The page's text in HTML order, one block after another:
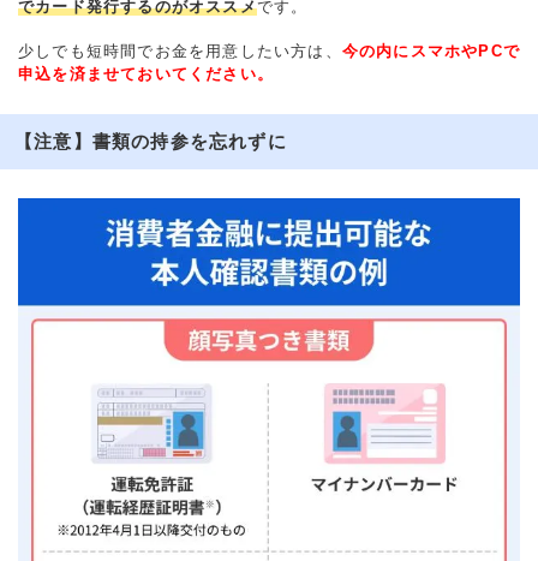
でカード発行するのがオススメです。
少しでも短時間でお金を用意したい方は、 今の内にスマホやPCで
申込を済ませておいてください。
【注意】書類の持参を忘れずに